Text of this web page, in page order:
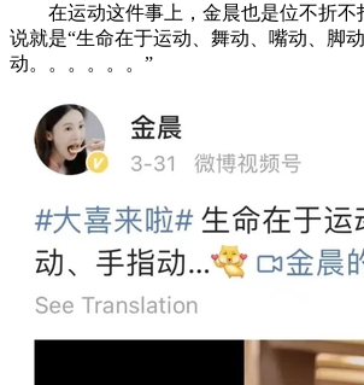
在运动这件事上，金晨也是位不折不
说就是“生命在于运动、舞动、嘴动、脚
动。。。。。。”